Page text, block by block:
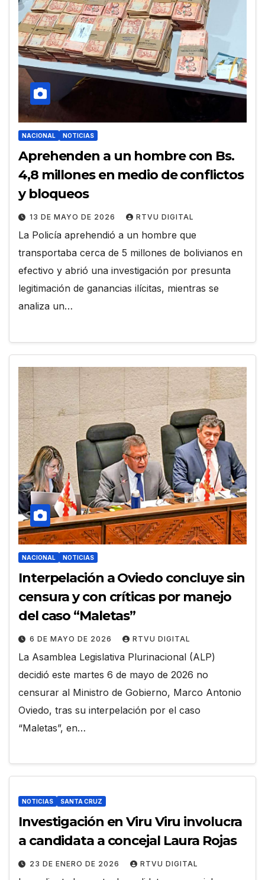
NACIONAL NOTICIAS
Aprehenden a un hombre con Bs.
4,8 millones en medio de conflictos
y bloqueos
13 DE MAYO DE 2026 RTVU DIGITAL
La Policía aprehendió a un hombre que
transportaba cerca de 5 millones de bolivianos en
efectivo y abrió una investigación por presunta
legitimación de ganancias ilícitas, mientras se
analiza un…
NACIONAL NOTICIAS
Interpelación a Oviedo concluye sin
censura y con críticas por manejo
del caso “Maletas”
6 DE MAYO DE 2026 RTVU DIGITAL
La Asamblea Legislativa Plurinacional (ALP)
decidió este martes 6 de mayo de 2026 no
censurar al Ministro de Gobierno, Marco Antonio
Oviedo, tras su interpelación por el caso
“Maletas”, en…
NOTICIAS SANTA CRUZ
Investigación en Viru Viru involucra
a candidata a concejal Laura Rojas
23 DE ENERO DE 2026 RTVU DIGITAL